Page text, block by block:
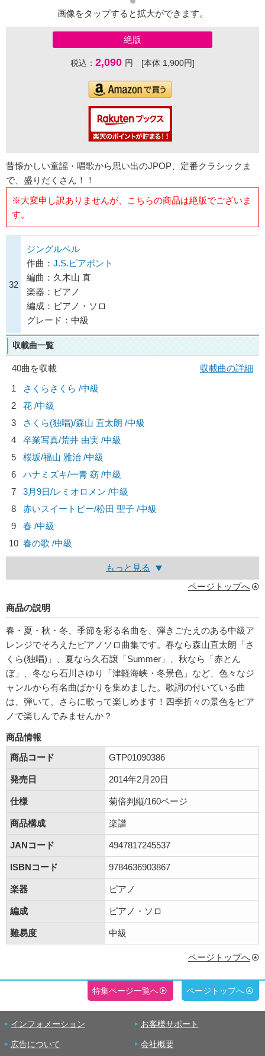
画像をタップすると拡大ができます。
絶版
税込： 2,090 円 [本体 1,900円]
昔懐かしい童謡・唱歌から思い出のJPOP、定番クラシックま
で、盛りだくさん！！
※大変申し訳ありませんが、こちらの商品は絶版でございま
す。
32
ジングルベル
作曲： J.S.ピアポント
編曲：久木山 直
楽器：ピアノ
編成：ピアノ・ソロ
グレード：中級
収載曲一覧
40曲を収載
収載曲の詳細
1
さくらさくら /中級
2
花 /中級
3
さくら(独唱)/森山 直太朗 /中級
4
卒業写真/荒井 由実 /中級
5
桜坂/福山 雅治 /中級
6
ハナミズキ/一青 窈 /中級
7
3月9日/レミオロメン /中級
8
赤いスイートピー/松田 聖子 /中級
9
春 /中級
10 春の歌 /中級
もっと見る
ページトップへ
商品の説明
春・夏・秋・冬、季節を彩る名曲を、弾きごたえのある中級ア
レンジでそろえたピアノソロ曲集です。春なら森山直太朗「さ
くら(独唱)」、夏なら久石譲「Summer」、秋なら「赤とん
ぼ」、冬なら石川さゆり「津軽海峡・冬景色」など、色々なジ
ャンルから有名曲ばかりを集めました。歌詞の付いている曲
は、弾いて、さらに歌って楽しめます！四季折々の景色をピア
ノで楽しんでみませんか？
商品情報
商品コード
GTP01090386
発売日 2014年2月20日
仕様 菊倍判縦/160ページ
商品構成 楽譜
JANコード 4947817245537
ISBNコード 9784636903867
楽器 ピアノ
編成 ピアノ・ソロ
難易度 中級
ページトップへ
特集ページ一覧へ ページトップへ
インフォメーション お客様サポート
広告について 会社概要